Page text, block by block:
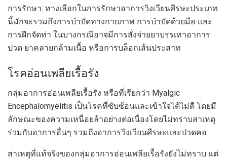
การรักษา: ทางเลือกในการรักษาอาการวิงเวียนศีรษะประเภท
นี้มักจะรวมถึงการบำบัดทางกายภาพ การบำบัดด้วยมือ และ
การฝึกจัดท่า ในบางกรณีอาจมีการสั่งจ่ายยาบรรเทาอาการ
ปวด ยาคลายกล้ามเนื้อ หรือการบล็อกเส้นประสาท
โรคอ่อนเพลียเรื้อรัง
กลุ่มอาการอ่อนเพลียเรื้อรัง หรือที่เรียกว่า Myalgic
Encephalomyelitis เป็นโรคที่ซับซ้อนและเข้าใจได้ไม่ดี โดยมี
ลักษณะของความเหนื่อยล้าอย่างต่อเนื่องโดยไม่ทราบสาเหตุ
ร่วมกับอาการอื่นๆ รวมถึงอาการวิงเวียนศีรษะและปวดคอ
สาเหตุที่แท้จริงของกลุ่มอาการอ่อนเพลียเรื้อรังยังไม่ทราบ แต่